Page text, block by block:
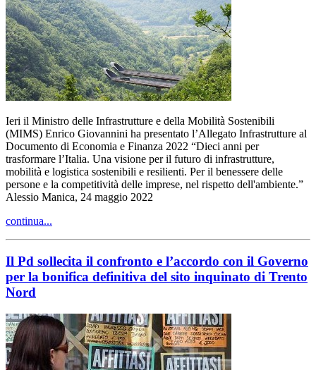
Ieri il Ministro delle Infrastrutture e della Mobilità Sostenibili
(MIMS) Enrico Giovannini ha presentato l’Allegato Infrastrutture al
Documento di Economia e Finanza 2022 “Dieci anni per
trasformare l’Italia. Una visione per il futuro di infrastrutture,
mobilità e logistica sostenibili e resilienti. Per il benessere delle
persone e la competitività delle imprese, nel rispetto dell'ambiente.”
Alessio Manica, 24 maggio 2022
continua...
Il Pd sollecita il confronto e l’accordo con il Governo
per la bonifica definitiva del sito inquinato di Trento
Nord